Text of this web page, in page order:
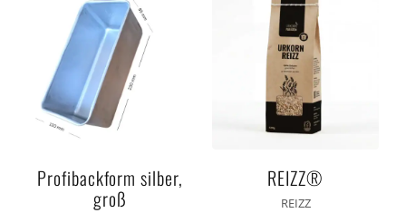
Profibackform silber,
groß
REIZZ®
REIZZ